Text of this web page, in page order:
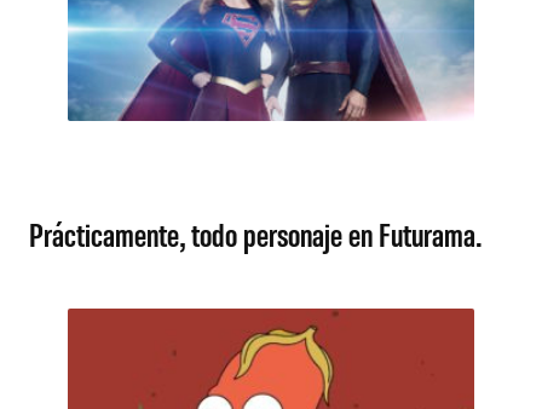
Prácticamente, todo personaje en Futurama.